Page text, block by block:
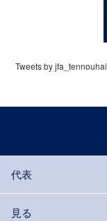
Tweets by jfa_tennouhai
代表
見る